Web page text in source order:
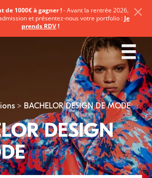
BACHELOR DESIGN DE MODE
DESIGN
de 1000€ à gagner !- Avant la rentrée 2026,
et présentez-nous votre portfolio : Je
prends RDV!